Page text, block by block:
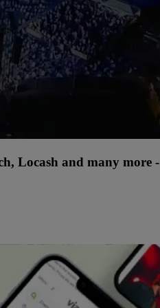
Locash and many more -